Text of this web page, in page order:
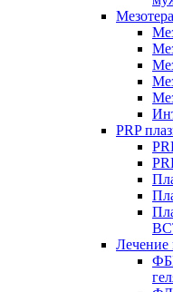
PRP
Лечение